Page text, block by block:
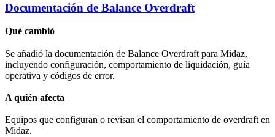
Documentación de Balance Overdraft
Qué cambió
Se añadió la documentación de Balance Overdraft para Midaz,
incluyendo configuración, comportamiento de liquidación, guía
operativa y códigos de error.
A quién afecta
Equipos que configuran o revisan el comportamiento de overdraft en
Midaz.